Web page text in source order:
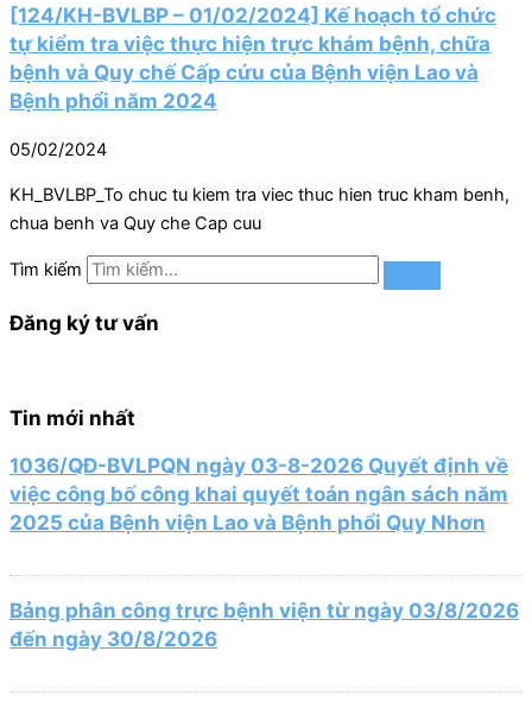
[124/KH-BVLBP – 01/02/2024] Kế hoạch tổ chức
tự kiểm tra việc thực hiện trực khám bệnh, chữa
bệnh và Quy chế Cấp cứu của Bệnh viện Lao và
Bệnh phổi năm 2024
05/02/2024
KH_BVLBP_To chuc tu kiem tra viec thuc hien truc kham benh,
chua benh va Quy che Cap cuu
Tìm kiếm
Đăng ký tư vấn
Tin mới nhất
1036/QĐ-BVLPQN ngày 03-8-2026 Quyết định về
việc công bố công khai quyết toán ngân sách năm
2025 của Bệnh viện Lao và Bệnh phổi Quy Nhơn
Bảng phân công trực bệnh viện từ ngày 03/8/2026
đến ngày 30/8/2026